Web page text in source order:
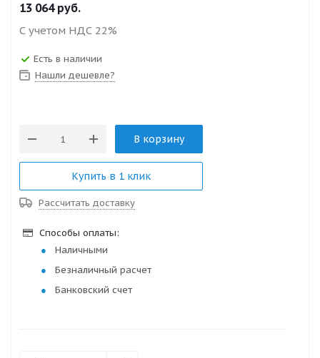
13 064руб.
С учетом НДС 22%
Есть в наличии
Нашли дешевле?
В корзину
Купить в 1 клик
Рассчитать доставку
Способы оплаты:
Наличными
Безналичный расчет
Банковский счет